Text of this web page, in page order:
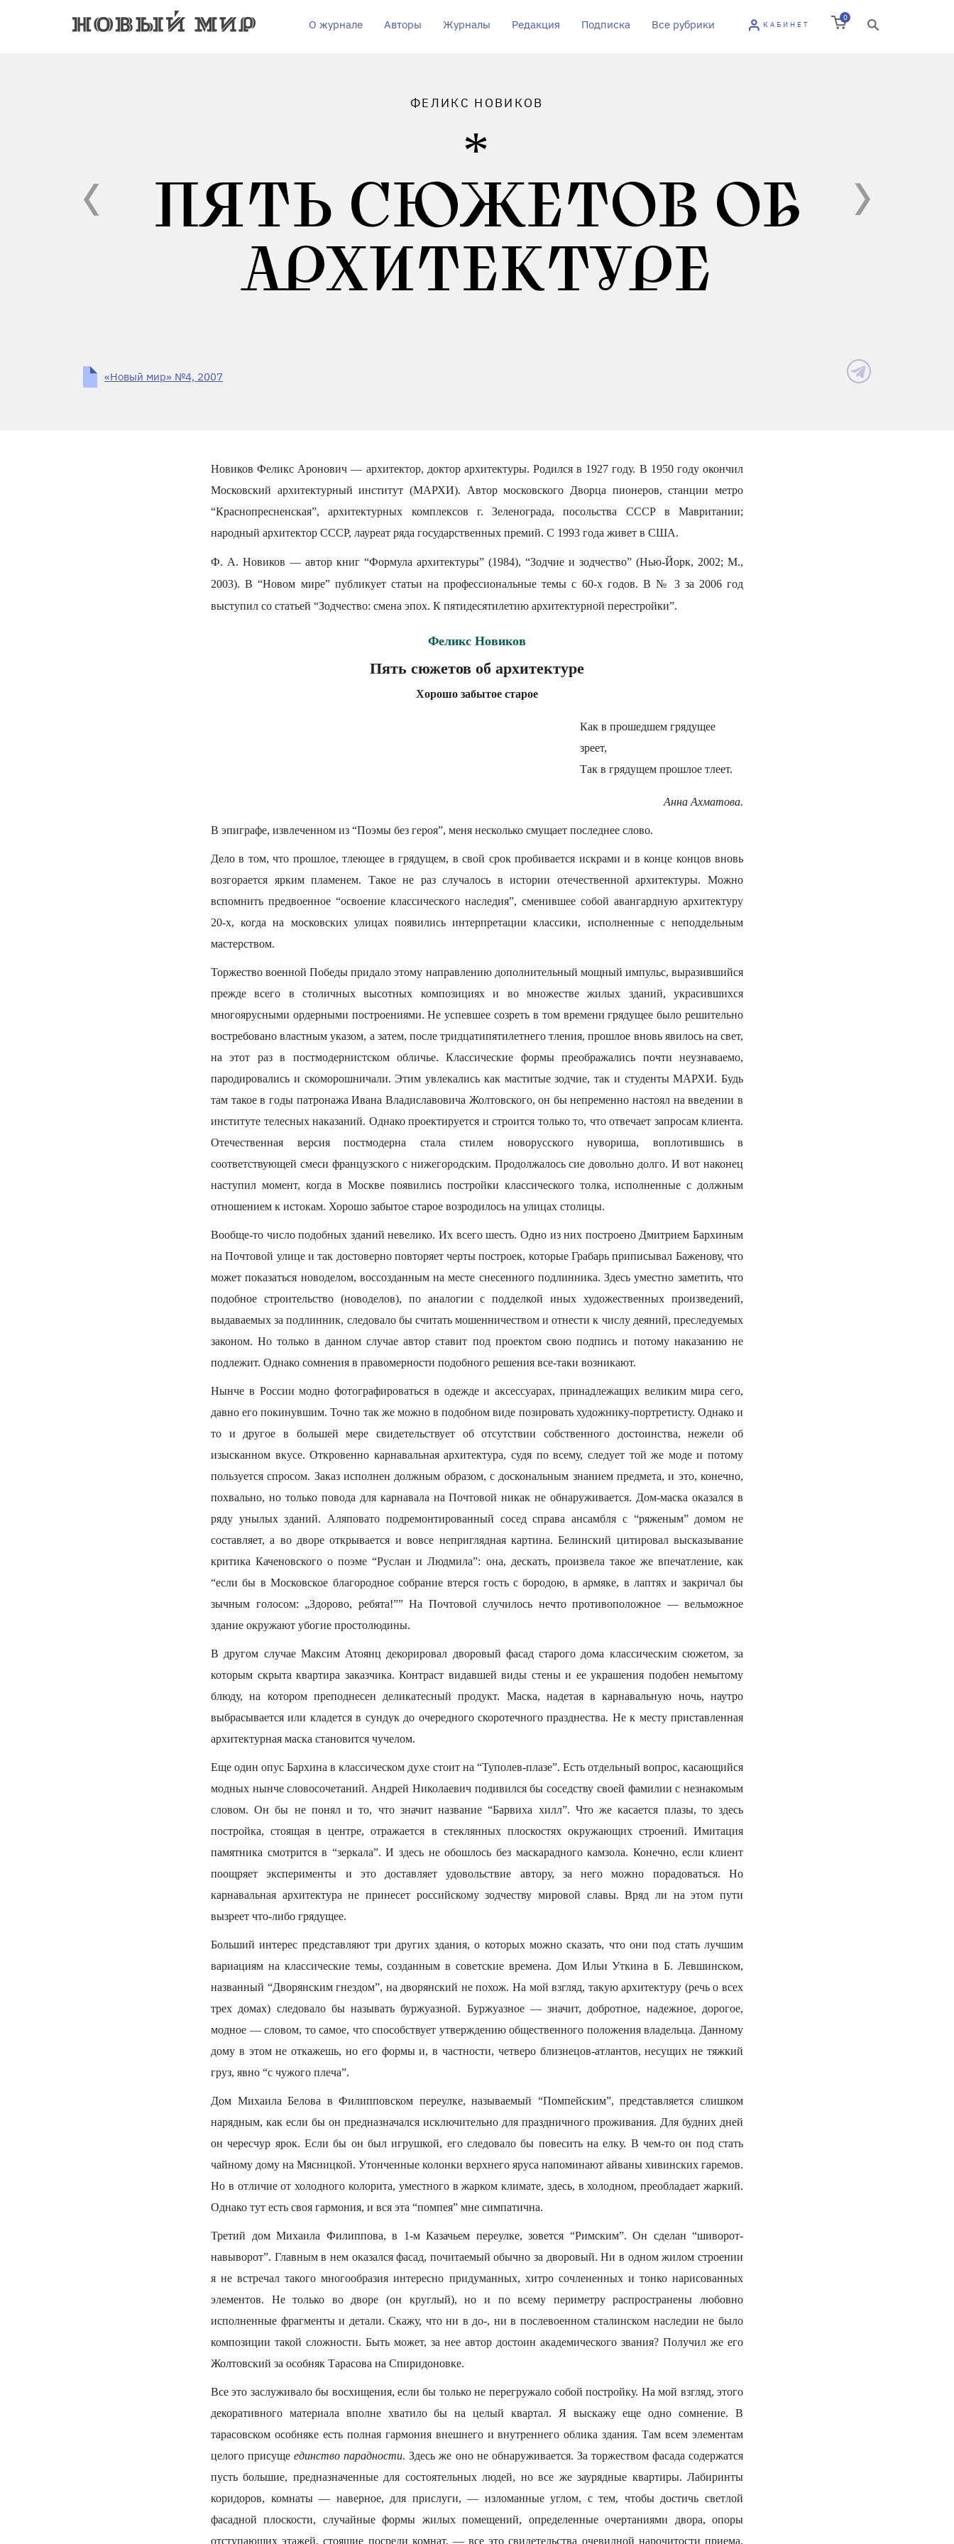
О журнале Авторы Журналы Редакция Подписка Все рубрики КАБИНЕТ
0
ФЕЛИКС НОВИКОВ
ПЯТЬ СЮЖЕТОВ ОБ
АРХИТЕКТУРЕ
«Новый мир» №4, 2007
Новиков Феликс Аронович — архитектор, доктор архитектуры. Родился в 1927 году. В 1950 году окончил
Московский архитектурный институт (МАРХИ). Автор московского Дворца пионеров, станции метро
“Краснопресненская”, архитектурных комплексов г. Зеленограда, посольства СССР в Мавритании;
народный архитектор СССР, лауреат ряда государственных премий. С 1993 года живет в США.
Ф. А. Новиков — автор книг “Формула архитектуры” (1984), “Зодчие и зодчество” (Нью-Йорк, 2002; М.,
2003). В “Новом мире” публикует статьи на профессиональные темы с 60-х годов. В № 3 за 2006 год
выступил со статьей “Зодчество: смена эпох. К пятидесятилетию архитектурной перестройки”.
Феликс Новиков
Пять сюжетов об архитектуре
Хорошо забытое старое
Как в прошедшем грядущее
зреет,
Так в грядущем прошлое тлеет.
Анна Ахматова.
В эпиграфе, извлеченном из “Поэмы без героя”, меня несколько смущает последнее слово.
Дело в том, что прошлое, тлеющее в грядущем, в свой срок пробивается искрами и в конце концов вновь
возгорается ярким пламенем. Такое не раз случалось в истории отечественной архитектуры. Можно
вспомнить предвоенное “освоение классического наследия”, сменившее собой авангардную архитектуру
20-х, когда на московских улицах появились интерпретации классики, исполненные с неподдельным
мастерством.
Торжество военной Победы придало этому направлению дополнительный мощный импульс, выразившийся
прежде всего в столичных высотных композициях и во множестве жилых зданий, украсившихся
многоярусными ордерными построениями. Не успевшее созреть в том времени грядущее было решительно
востребовано властным указом, а затем, после тридцатипятилетнего тления, прошлое вновь явилось на свет,
на этот раз в постмодернистском обличье. Классические формы преображались почти неузнаваемо,
пародировались и скоморошничали. Этим увлекались как маститые зодчие, так и студенты МАРХИ. Будь
там такое в годы патронажа Ивана Владиславовича Жолтовского, он бы непременно настоял на введении в
институте телесных наказаний. Однако проектируется и строится только то, что отвечает запросам клиента.
Отечественная версия постмодерна стала стилем новорусского нувориша, воплотившись в
соответствующей смеси французского с нижегородским. Продолжалось сие довольно долго. И вот наконец
наступил момент, когда в Москве появились постройки классического толка, исполненные с должным
отношением к истокам. Хорошо забытое старое возродилось на улицах столицы.
Вообще-то число подобных зданий невелико. Их всего шесть. Одно из них построено Дмитрием Бархиным
на Почтовой улице и так достоверно повторяет черты построек, которые Грабарь приписывал Баженову, что
может показаться новоделом, воссозданным на месте снесенного подлинника. Здесь уместно заметить, что
подобное строительство (новоделов), по аналогии с подделкой иных художественных произведений,
выдаваемых за подлинник, следовало бы считать мошенничеством и отнести к числу деяний, преследуемых
законом. Но только в данном случае автор ставит под проектом свою подпись и потому наказанию не
подлежит. Однако сомнения в правомерности подобного решения все-таки возникают.
Нынче в России модно фотографироваться в одежде и аксессуарах, принадлежащих великим мира сего,
давно его покинувшим. Точно так же можно в подобном виде позировать художнику-портретисту. Однако и
то и другое в большей мере свидетельствует об отсутствии собственного достоинства, нежели об
изысканном вкусе. Откровенно карнавальная архитектура, судя по всему, следует той же моде и потому
пользуется спросом. Заказ исполнен должным образом, с доскональным знанием предмета, и это, конечно,
похвально, но только повода для карнавала на Почтовой никак не обнаруживается. Дом-маска оказался в
ряду унылых зданий. Аляповато подремонтированный сосед справа ансамбля с “ряженым” домом не
составляет, а во дворе открывается и вовсе неприглядная картина. Белинский цитировал высказывание
критика Каченовского о поэме “Руслан и Людмила”: она, дескать, произвела такое же впечатление, как
“если бы в Московское благородное собрание втерся гость с бородою, в армяке, в лаптях и закричал бы
зычным голосом: „Здорово, ребята!”” На Почтовой случилось нечто противоположное — вельможное
здание окружают убогие простолюдины.
В другом случае Максим Атоянц декорировал дворовый фасад старого дома классическим сюжетом, за
которым скрыта квартира заказчика. Контраст видавшей виды стены и ее украшения подобен немытому
блюду, на котором преподнесен деликатесный продукт. Маска, надетая в карнавальную ночь, наутро
выбрасывается или кладется в сундук до очередного скоротечного празднества. Не к месту приставленная
архитектурная маска становится чучелом.
Еще один опус Бархина в классическом духе стоит на “Туполев-плазе”. Есть отдельный вопрос, касающийся
модных нынче словосочетаний. Андрей Николаевич подивился бы соседству своей фамилии с незнакомым
словом. Он бы не понял и то, что значит название “Барвиха хилл”. Что же касается плазы, то здесь
постройка, стоящая в центре, отражается в стеклянных плоскостях окружающих строений. Имитация
памятника смотрится в “зеркала”. И здесь не обошлось без маскарадного камзола. Конечно, если клиент
поощряет эксперименты и это доставляет удовольствие автору, за него можно порадоваться. Но
карнавальная архитектура не принесет российскому зодчеству мировой славы. Вряд ли на этом пути
вызреет что-либо грядущее.
Больший интерес представляют три других здания, о которых можно сказать, что они под стать лучшим
вариациям на классические темы, созданным в советские времена. Дом Ильи Уткина в Б. Левшинском,
названный “Дворянским гнездом”, на дворянский не похож. На мой взгляд, такую архитектуру (речь о всех
трех домах) следовало бы называть буржуазной. Буржуазное — значит, добротное, надежное, дорогое,
модное — словом, то самое, что способствует утверждению общественного положения владельца. Данному
дому в этом не откажешь, но его формы и, в частности, четверо близнецов-атлантов, несущих не тяжкий
груз, явно “с чужого плеча”.
Дом Михаила Белова в Филипповском переулке, называемый “Помпейским”, представляется слишком
нарядным, как если бы он предназначался исключительно для праздничного проживания. Для будних дней
он чересчур ярок. Если бы он был игрушкой, его следовало бы повесить на елку. В чем-то он под стать
чайному дому на Мясницкой. Утонченные колонки верхнего яруса напоминают айваны хивинских гаремов.
Но в отличие от холодного колорита, уместного в жарком климате, здесь, в холодном, преобладает жаркий.
Однако тут есть своя гармония, и вся эта “помпея” мне симпатична.
Третий дом Михаила Филиппова, в 1-м Казачьем переулке, зовется “Римским”. Он сделан “шиворот-
навыворот”. Главным в нем оказался фасад, почитаемый обычно за дворовый. Ни в одном жилом строении
я не встречал такого многообразия интересно придуманных, хитро сочлененных и тонко нарисованных
элементов. Не только во дворе (он круглый), но и по всему периметру распространены любовно
исполненные фрагменты и детали. Скажу, что ни в до-, ни в послевоенном сталинском наследии не было
композиции такой сложности. Быть может, за нее автор достоин академического звания? Получил же его
Жолтовский за особняк Тарасова на Спиридоновке.
Все это заслуживало бы восхищения, если бы только не перегружало собой постройку. На мой взгляд, этого
декоративного материала вполне хватило бы на целый квартал. Я выскажу еще одно сомнение. В
тарасовском особняке есть полная гармония внешнего и внутреннего облика здания. Там всем элементам
целого присущеединство парадности. Здесь же оно не обнаруживается. За торжеством фасада содержатся
пусть большие, предназначенные для состоятельных людей, но все же заурядные квартиры. Лабиринты
коридоров, комнаты — наверное, для прислуги, — изломанные углом, с тем, чтобы достичь светлой
фасадной плоскости, случайные формы жилых помещений, определенные очертаниями двора, опоры
отступающих этажей, стоящие посреди комнат, — все это свидетельства очевидной нарочитости приема.